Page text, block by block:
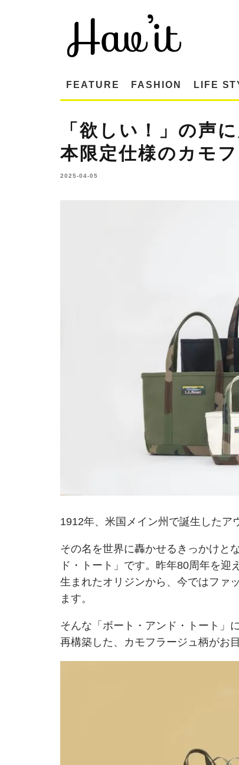
FEATURE FASHION LIFE
「欲しい！」の声
本限定仕様のカモ
2025-04-05
1912年、米国メイン州で誕生したア
その名を世界に轟かせるきっかけと
ド・トート」です。昨年80周年を
生まれたオリジンから、今ではファ
ます。
そんな「ボート・アンド・トート」
再構築した、カモフラージュ柄がお